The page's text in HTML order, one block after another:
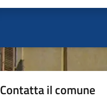
Contatta il comune